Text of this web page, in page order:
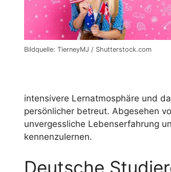
Bildquelle: TierneyMJ / Shutterstock.com
intensivere Lernatmosphäre und
persönlicher betreut. Abgesehen
unvergessliche Lebenserfahrung
kennenzulernen.
Deutsche